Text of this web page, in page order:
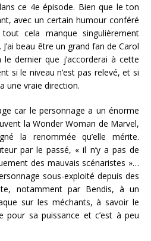
ce 4e épisode. Bien que le ton
avec un certain humour conféré
cela manque singulièrement
beau être un grand fan de Carol
dernier que j’accorderai à cette
si le niveau n’est pas relevé, et si
une vraie direction.
car le personnage a un énorme
la Wonder Woman de Marvel,
la renommée qu’elle mérite.
par le passé, « il n’y a pas de
des mauvais scénaristes »…
sous-exploité depuis des
notamment par Bendis, à un
sur les méchants, à savoir le
pour sa puissance et c’est à peu